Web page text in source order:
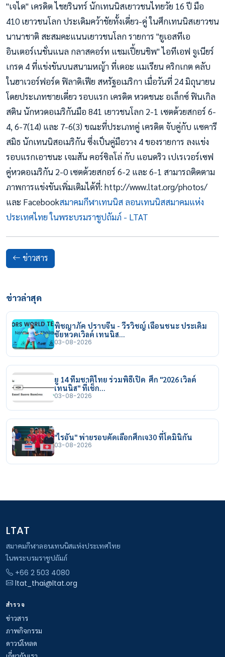
"เจได" เครดิต ไชยรินทร์ นักเทนนิสเยาวชนไทยวัย 16 ปี มือ
410 เยาวชนโลก ประเดิมคว้าชัยทั้งเดี่ยว-คู่ ในศึกเทนนิสเยาวชน
นานาชาติ สะสมคะแนนเยาวชนโลก รายการ "ยูเอสทีเอ
อินเตอร์เนชั่นแนล กลาสคอร์ท แชมเปี้ยนชิพ" ไอทีเอฟ จูเนียร์
เกรด 4 ที่แข่งขันบนสนามหญ้า ที่เดอะ แมเรียน คริกเกต คลับ
ในฮาเวอร์ฟอร์ด ฟิลาดิเฟีย สหรัฐอเมริกา เมื่อวันที่ 24 มิถุนายน
โดยประเภทชายเดี่ยว รอบแรก เครดิต หวดชนะ อเล็กซ์ ฟินเกิล
สติน นักหวดอเมริกันมือ 841 เยาวชนโลก 2-1 เซตด้วยสกอร์ 6-
4, 6-7(14) และ 7-6(3) ขณะที่ประเภทคู่ เครดิต จับคู่กับ แซคารี
สมิธ นักเทนนิสอเมริกัน ซึ่งเป็นคู่มือวาง 4 ของรายการ ลงแข่ง
รอบแรกเอาชนะ เจมสัน คอร์ซิลโล่ กับ แอนดริว เปเรเวอร์เซฟ
คู่หวดอเมริกัน 2-0 เซตด้วยสกอร์ 6-2 และ 6-1 สามารถติดตาม
ภาพการแข่งขันเพิ่มเติมได้ที่: http://www.ltat.org/photos/
และ Facebookสมาคมกีฬาเทนนิส ลอนเทนนิสสมาคมแห่ง
ประเทศไทย ในพระบรมราชูปถัมภ์ - LTAT
ข่าวสาร
ข่าวล่าสุด
พิชญาภัค ปราบจีน - วีรวิชญ์ เฉือนชนะ ประเดิม
ชัยหวดเวิลด์ เทนนิส…
03-08-2026
ยู 14 ทีมชาติไทย ร่วมพิธีเปิด ศึก "2026 เวิลด์
เทนนิส" ที่เช็ก…
03-08-2026
"ไรอัน" พ่ายรอบคัดเลือกศึกเจ30 ที่โดมินิกัน
03-08-2026
LTAT
สมาคมกีฬาลอนเทนนิสแห่งประเทศไทย
ในพระบรมราชูปถัมภ์
+66 2 503 4080
ltat_thai@ltat.org
สำรวจ
ข่าวสาร
ภาพกิจกรรม
ดาวน์โหลด